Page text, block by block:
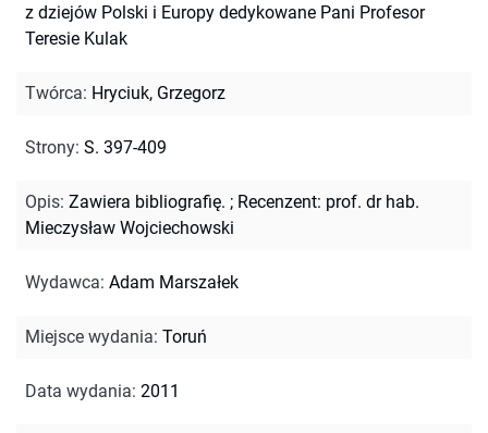
z dziejów Polski i Europy dedykowane Pani Profesor
Teresie Kulak
Twórca: Hryciuk, Grzegorz
Strony: S. 397-409
Opis: Zawiera bibliografię. ; Recenzent: prof. dr hab.
Mieczysław Wojciechowski
Wydawca: Adam Marszałek
Miejsce wydania: Toruń
Data wydania: 2011